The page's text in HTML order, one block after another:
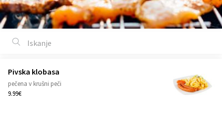
Pivska klobasa
pečena v krušni peči
9.99€